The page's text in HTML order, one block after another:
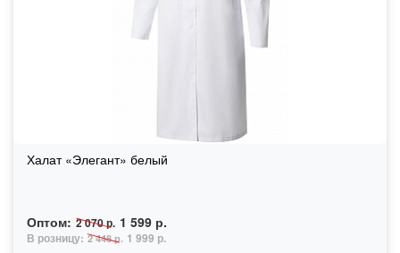
Халат «Элегант» белый
Оптом: 2 070 р. 1 599 р.
В розницу: 2 448 р. 1 999 р.